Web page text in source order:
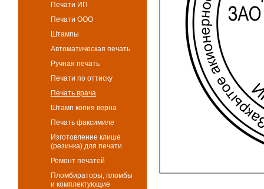
Печати ИП
Печати ООО
Штампы
Автоматическая печать
Ручная печать
Печати по оттиску
Печать врача
Штамп копия верна
Печать факсимиле
Изготовление клише
(резинка) для печати
Ремонт печатей
Пломбираторы, пломбы
и комплектующие